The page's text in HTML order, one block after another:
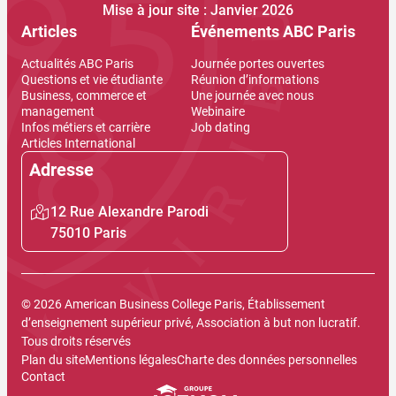
Mise à jour site : Janvier 2026
Articles
Actualités ABC Paris
Questions et vie étudiante
Business, commerce et
management
Infos métiers et carrière
Articles International
Événements ABC Paris
Journée portes ouvertes
Réunion d’informations
Une journée avec nous
Webinaire
Job dating
Adresse
12 Rue Alexandre Parodi
75010 Paris
© 2026 American Business College Paris, Établissement
d’enseignement supérieur privé, Association à but non lucratif.
Tous droits réservés
Plan du siteMentions légalesCharte des données personnelles
Contact